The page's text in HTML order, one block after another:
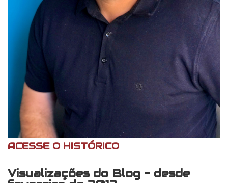
ACESSE O HISTÓRICO
Visualizações do Blog - desde